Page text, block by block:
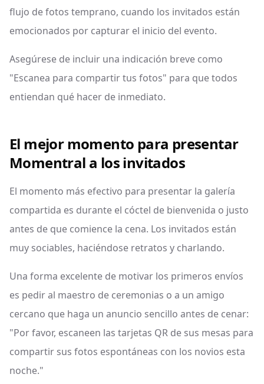
flujo de fotos temprano, cuando los invitados están
emocionados por capturar el inicio del evento.
Asegúrese de incluir una indicación breve como
"Escanea para compartir tus fotos" para que todos
entiendan qué hacer de inmediato.
El mejor momento para presentar
Momentral a los invitados
El momento más efectivo para presentar la galería
compartida es durante el cóctel de bienvenida o justo
antes de que comience la cena. Los invitados están
muy sociables, haciéndose retratos y charlando.
Una forma excelente de motivar los primeros envíos
es pedir al maestro de ceremonias o a un amigo
cercano que haga un anuncio sencillo antes de cenar:
"Por favor, escaneen las tarjetas QR de sus mesas para
compartir sus fotos espontáneas con los novios esta
noche."